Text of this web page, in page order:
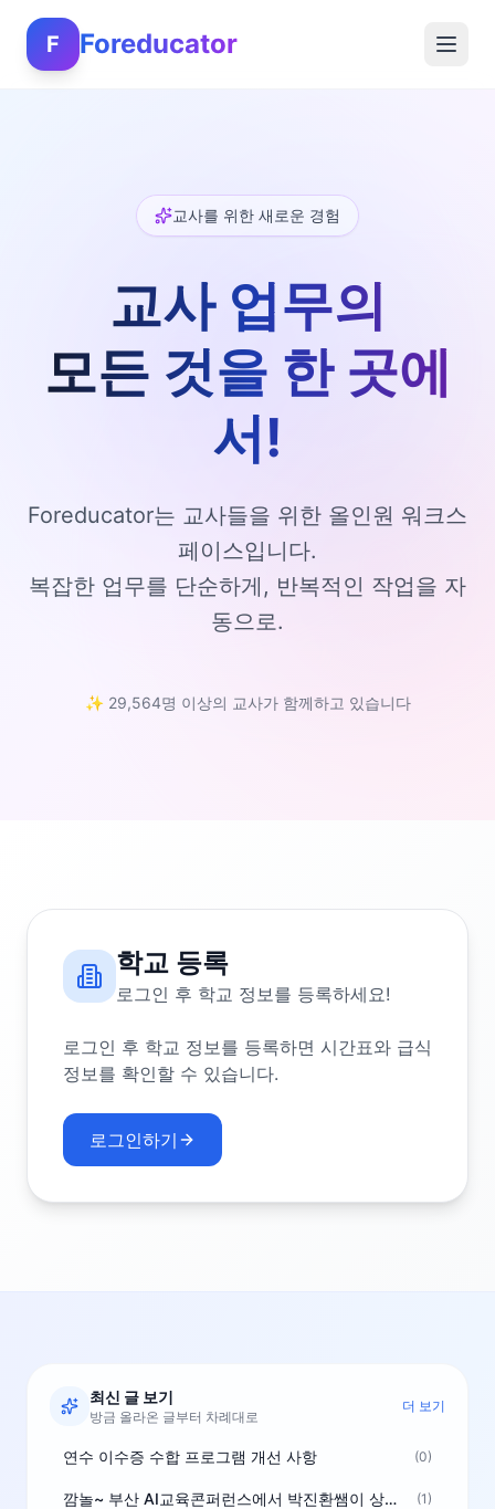
F Foreducator
교사를 위한 새로운 경험
교사 업무의
모든 것을 한 곳에
서!
Foreducator는 교사들을 위한 올인원 워크스
페이스입니다.
복잡한 업무를 단순하게, 반복적인 작업을 자
동으로.
✨ 29,564명 이상의 교사가 함께하고 있습니다
학교 등록
로그인 후 학교 정보를 등록하세요!
로그인 후 학교 정보를 등록하면 시간표와 급식
정보를 확인할 수 있습니다.
로그인하기
최신 글 보기
방금 올라온 글부터 차례대로
더 보기
연수 이수증 수합 프로그램 개선 사항 (0)
깜놀~ 부산 AI교육콘퍼런스에서 박진환쌤이 상받으려 나오셨네요~ ^^ (1)